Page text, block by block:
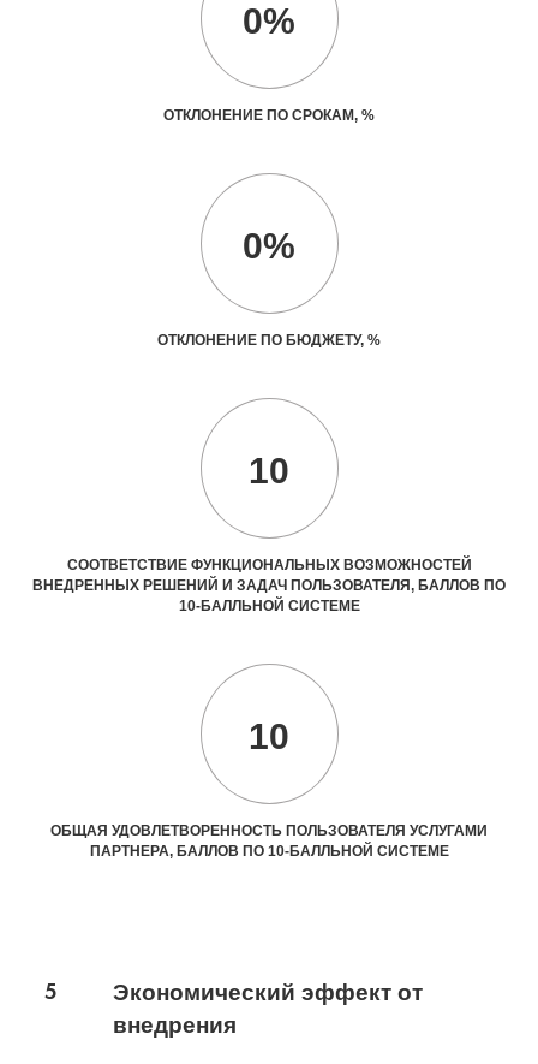
0%
ОТКЛОНЕНИЕ ПО СРОКАМ, %
0%
ОТКЛОНЕНИЕ ПО БЮДЖЕТУ, %
10
СООТВЕТСТВИЕ ФУНКЦИОНАЛЬНЫХ ВОЗМОЖНОСТЕЙ
ВНЕДРЕННЫХ РЕШЕНИЙ И ЗАДАЧ ПОЛЬЗОВАТЕЛЯ, БАЛЛОВ ПО
10-БАЛЛЬНОЙ СИСТЕМЕ
10
ОБЩАЯ УДОВЛЕТВОРЕННОСТЬ ПОЛЬЗОВАТЕЛЯ УСЛУГАМИ
ПАРТНЕРА, БАЛЛОВ ПО 10-БАЛЛЬНОЙ СИСТЕМЕ
5
Экономический эффект от
внедрения